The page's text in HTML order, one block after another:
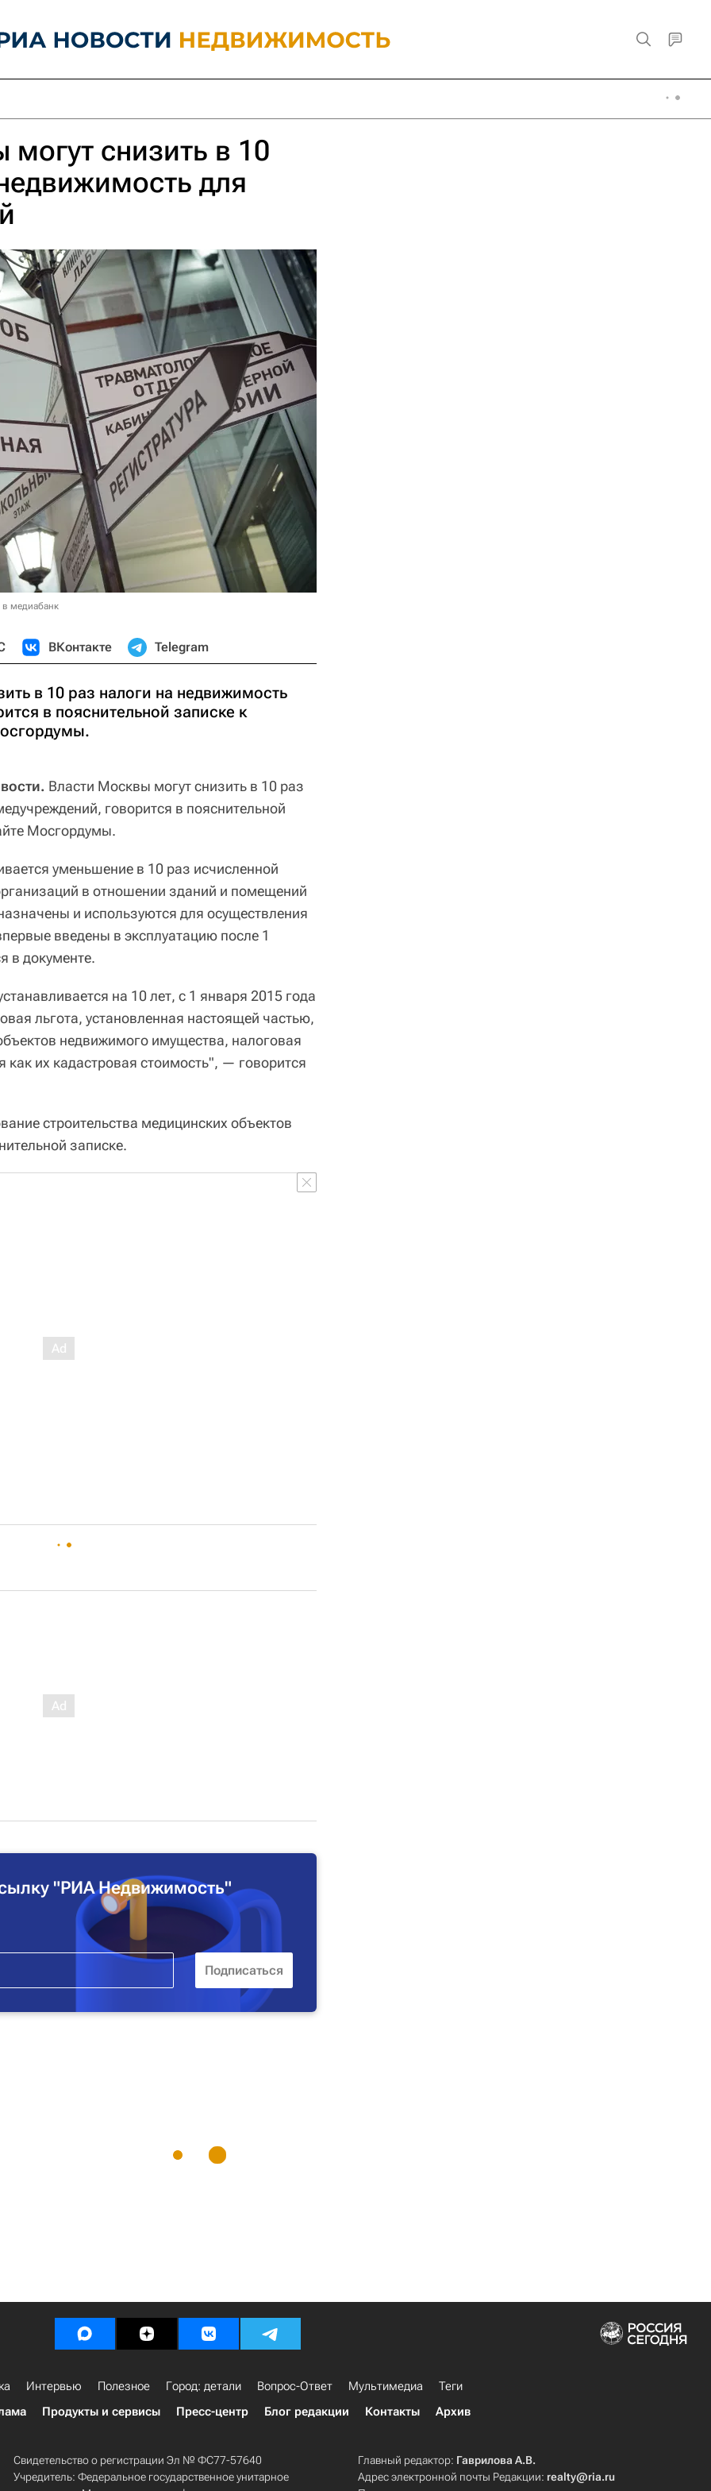
снизить в 10
для
в медиабанк
ВКонтакте Telegram
в 10 раз налоги на недвижимость
в пояснительной записке к
Власти Москвы могут снизить в 10 раз
говорится в пояснительной
Мосгордумы.
уменьшение в 10 раз исчисленной
в отношении зданий и помещений
и используются для осуществления
введены в эксплуатацию после 1
в документе.
на 10 лет, с 1 января 2015 года
льгота, установленная настоящей частью,
недвижимого имущества, налоговая
как их кадастровая стоимость", — говорится
строительства медицинских объектов
записке.
"РИА Недвижимость"
Интервью Полезное Город: детали Вопрос-Ответ Мультимедиа
Теги
Продукты и сервисы Пресс-центр Блог редакции Контакты Архив
Свидетельство о регистрации Эл № ФС77-57640
Учредитель: Федеральное государственное унитарное
Главный редактор: Гаврилова А.В.
Адрес электронной почты Редакции: realty@ria.ru